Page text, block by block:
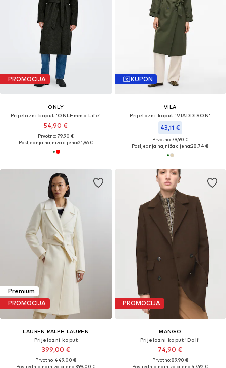
PROMOCIJA
ONLY
Prijelazni kaput 'ONLEmma Life'
54,90 €
Prvotno: 79,90 €
Posljednja najniža cijena:21,96 €
KUPON
VILA
Prijelazni kaput 'VIADDISON'
43,11 €
Prvotno: 79,90 €
Posljednja najniža cijena:28,74 €
Premium
PROMOCIJA
LAUREN RALPH LAUREN
Prijelazni kaput
399,00 €
Prvotno: 449,00 €
Posljednja najniža cijena:399,00 €
PROMOCIJA
MANGO
Prijelazni kaput 'Dali'
74,90 €
Prvotno: 89,90 €
Posljednja najniža cijena:47,92 €